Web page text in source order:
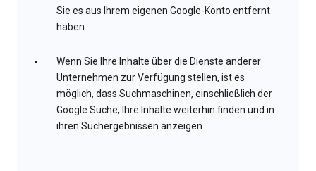
Sie es aus Ihrem eigenen Google-Konto entfernt
haben.
Wenn Sie Ihre Inhalte über die Dienste anderer
Unternehmen zur Verfügung stellen, ist es
möglich, dass Suchmaschinen, einschließlich der
Google Suche, Ihre Inhalte weiterhin finden und in
ihren Suchergebnissen anzeigen.